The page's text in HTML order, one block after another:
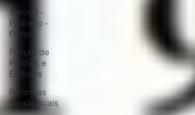
Serviço -
Pedreiro -
Pintor
Pintura de
Prédios e
Edifícios
Reformas
Residenciais